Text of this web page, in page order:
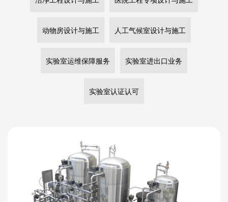
动物房设计与施工 人工气候室设计与施工
实验室运维保障服务 实验室进出口业务
实验室认证认可